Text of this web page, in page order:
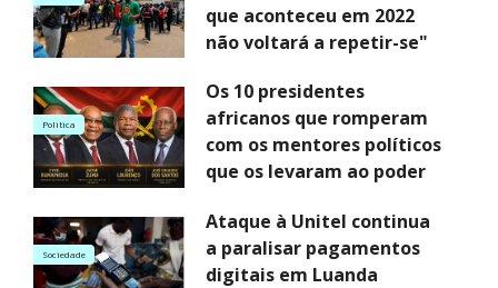
que aconteceu em 2022
não voltará a repetir-se"
Politica
Os 10 presidentes
africanos que romperam
com os mentores políticos
que os levaram ao poder
Sociedade
Ataque à Unitel continua
a paralisar pagamentos
digitais em Luanda